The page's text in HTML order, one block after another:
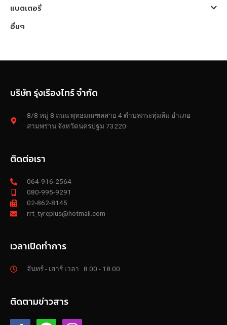
แบตเตอรี่
อื่นๆ
บริษัท รุ่งเรืองไทร์ จำกัด
8/8 หมู่ 8 ถนน พุทธมณฑลสาย 4 ตำบลกระทุ่มล้ม อำเภอ
สามพราน จังหวัดนครปฐม 73220
ติดต่อเรา
064-916-2564
080-995-9291
02-862-8145
rrt_tyreplus@hotmail.com
เวลาเปิดทำการ
จันทร์ - เสาร์ เวลา 8.00 - 18.00
ติดตามข่าวสาร